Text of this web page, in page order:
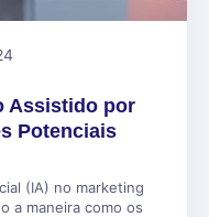
Assistido por
Potenciais
(IA) no marketing
a maneira como os